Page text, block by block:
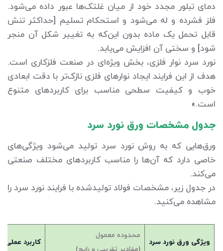
دمای تبلور مجدد خود از میان غلتک‌ها عبور داده می‌شود.
فلز فشرده و له می‌شود و استحکام تسلیم [حداکثر تنش
قابل تحمل یک ماده بدون این‌که به تغییر شکل آن منجر
شود] و سختی آن افزایش می‌یابد.
نورد سرد نوار فلزی، بخش ویژه‌ای در صنعت فلزکاری است.
هدف از این فرایند ایجاد نوارهای فلزی نازک‌تر با دقت ابعادی
خوب و کیفیت سطحی مناسب برای کاربردهای متنوع
است.»
جدول مشخصات ورق نورد سرد
ورق‌هایی که به روش نورد سرد تولید می‌شود ویژگی‌های
خاصی دارد که آن‌ها را مناسب کاربردهای مختلف صنعتی
می‌کند.
در جدول زیر، مشخصات فولاد تولیدشده با فرایند نورد سرد را
مشاهده می‌کنید.
ویژگی ورق نورد سرد
محدوده معمول
کاربرد عملی و